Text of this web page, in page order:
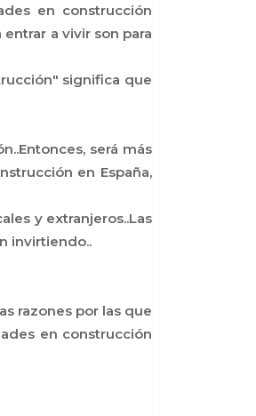
en construcción
a vivir son para
significa que
será más
en España,
y extranjeros..Las
invirtiendo..
razones por las que
en construcción